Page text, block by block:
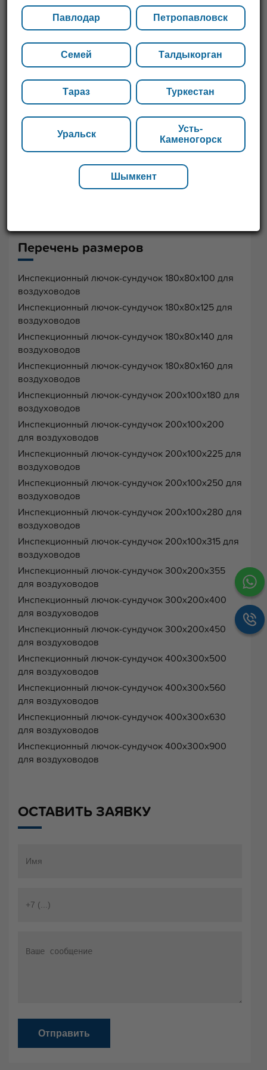
возможных вариантов.
Перечень размеров
Инспекционный лючок-сундучок 180х80х100 для
воздуховодов
Инспекционный лючок-сундучок 180х80х125 для
воздуховодов
Инспекционный лючок-сундучок 180х80х140 для
воздуховодов
Инспекционный лючок-сундучок 180х80х160 для
воздуховодов
Инспекционный лючок-сундучок 200х100х180 для
воздуховодов
Инспекционный лючок-сундучок 200х100х200
для воздуховодов
Инспекционный лючок-сундучок 200х100х225 для
воздуховодов
Инспекционный лючок-сундучок 200х100х250 для
воздуховодов
Инспекционный лючок-сундучок 200х100х280 для
воздуховодов
Инспекционный лючок-сундучок 200х100х315 для
воздуховодов
Инспекционный лючок-сундучок 300х200х355
для воздуховодов
Инспекционный лючок-сундучок 300х200х400
для воздуховодов
Инспекционный лючок-сундучок 300х200х450
для воздуховодов
Инспекционный лючок-сундучок 400х300х500
для воздуховодов
Инспекционный лючок-сундучок 400х300х560
для воздуховодов
Инспекционный лючок-сундучок 400х300х630
для воздуховодов
Инспекционный лючок-сундучок 400х300х900
для воздуховодов
ОСТАВИТЬ ЗАЯВКУ
Отправить
Павлодар Петропавловск
Семей Талдыкорган
Тараз Туркестан
Уральск
Усть-
Каменогорск
Шымкент